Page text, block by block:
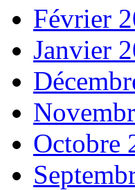
Février
Janvier
Octobre